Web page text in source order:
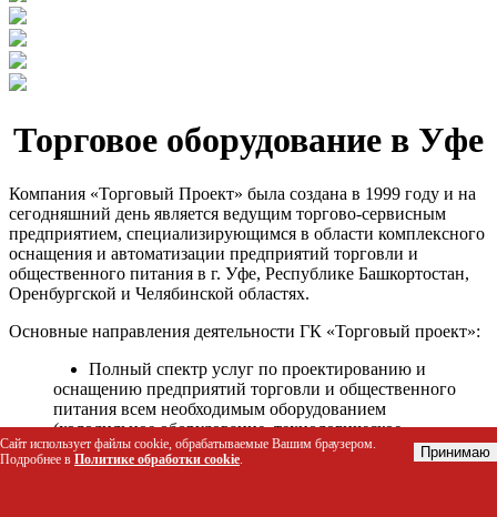
Торговое оборудование в Уфе
Компания «Торговый Проект» была создана в 1999 году и на
сегодняшний день является ведущим торгово-сервисным
предприятием, специализирующимся в области комплексного
оснащения и автоматизации предприятий торговли и
общественного питания в г. Уфе, Республике Башкортостан,
Оренбургской и Челябинской областях.
Основные направления деятельности ГК «Торговый проект»:
Полный спектр услуг по проектированию и
оснащению предприятий торговли и общественного
питания всем необходимым оборудованием
(холодильное оборудование, технологическое
оборудование, стеллажное оборудование и т.д.);
Автоматизация торговых процессов и внедрения
Сайт использует файлы cookie, обрабатываемые Вашим браузером.
Подробнее в Политике обработки cookie. Принимаю